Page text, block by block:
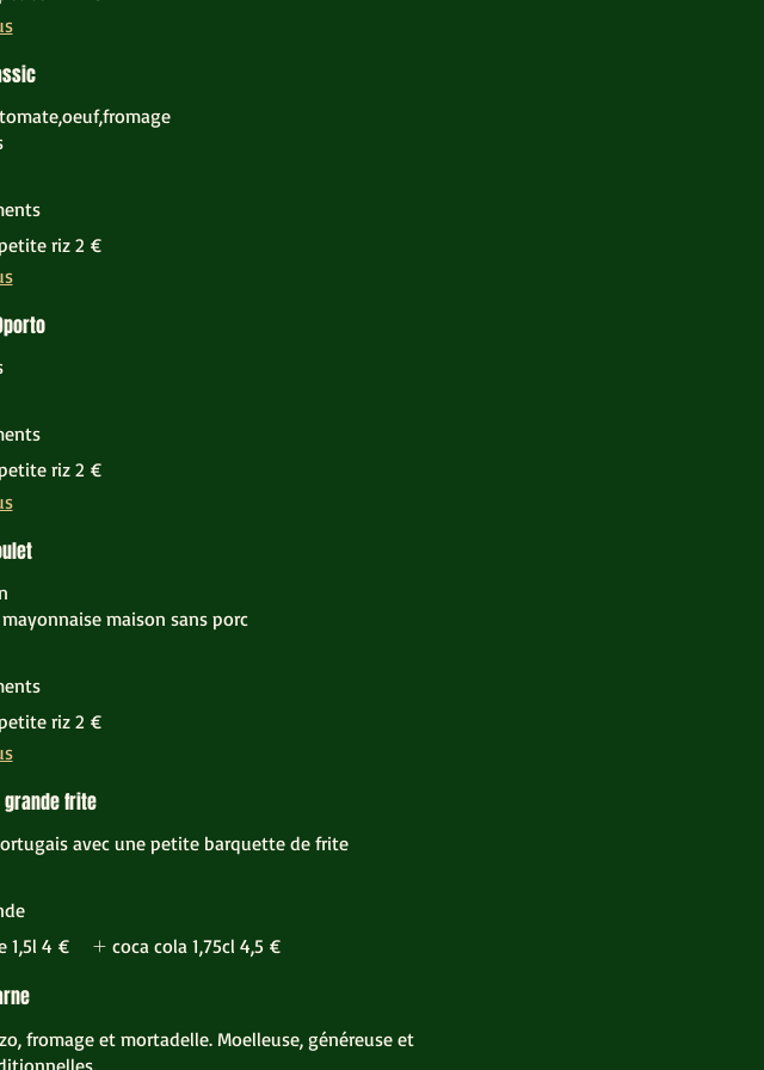
riz 2 €
riz 2 €
maison sans porc
riz 2 €
grande frite
avec une petite barquette de frite
1,5l 4 € coca cola 1,75cl 4,5 €
fromage et mortadelle. Moelleuse, généreuse et